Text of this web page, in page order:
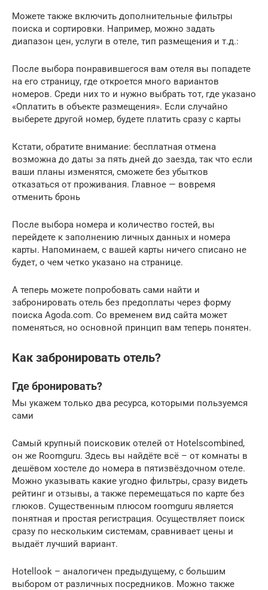
Можете также включить дополнительные фильтры
поиска и сортировки. Например, можно задать
диапазон цен, услуги в отеле, тип размещения и т.д.:
После выбора понравившегося вам отеля вы попадете
на его страницу, где откроется много вариантов
номеров. Среди них то и нужно выбрать тот, где указано
«Оплатить в объекте размещения». Если случайно
выберете другой номер, будете платить сразу с карты
Кстати, обратите внимание: бесплатная отмена
возможна до даты за пять дней до заезда, так что если
ваши планы изменятся, сможете без убытков
отказаться от проживания. Главное — вовремя
отменить бронь
После выбора номера и количество гостей, вы
перейдете к заполнению личных данных и номера
карты. Напоминаем, с вашей карты ничего списано не
будет, о чем четко указано на странице.
А теперь можете попробовать сами найти и
забронировать отель без предоплаты через форму
поиска Agoda.com. Со временем вид сайта может
поменяться, но основной принцип вам теперь понятен.
Как забронировать отель?
Где бронировать?
Мы укажем только два ресурса, которыми пользуемся
сами
Самый крупный поисковик отелей от Hotelscombined,
он же Roomguru. Здесь вы найдёте всё – от комнаты в
дешёвом хостеле до номера в пятизвёздочном отеле.
Можно указывать какие угодно фильтры, сразу видеть
рейтинг и отзывы, а также перемещаться по карте без
глюков. Существенным плюсом roomguru является
понятная и простая регистрация. Осуществляет поиск
сразу по нескольким системам, сравнивает цены и
выдаёт лучший вариант.
Hotellook – аналогичен предыдущему, с большим
выбором от различных посредников. Можно также